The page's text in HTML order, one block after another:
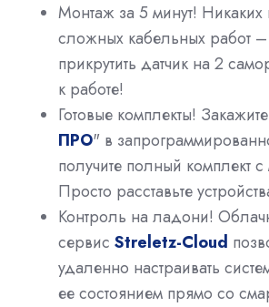
Монтаж за 5 минут!
сложных кабельных работ –
прикрутить датчик на 2
к работе!
Готовые комплекты!
ПРО" в
получите полный комплект
Просто расставьте
Контроль на ладони!
сервис Streletz-Cloud
удаленно настраивать
ее состоянием прямо со